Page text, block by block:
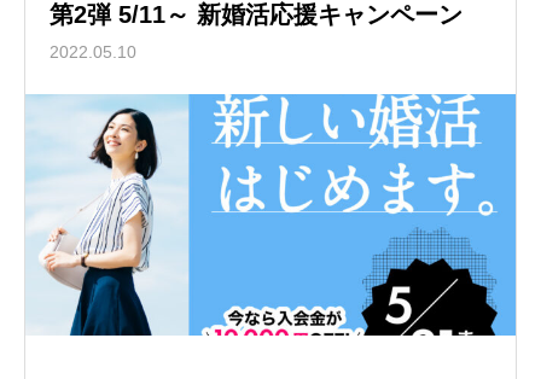
第2弾 5/11～ 新婚活応援キャンペーン
2022.05.10